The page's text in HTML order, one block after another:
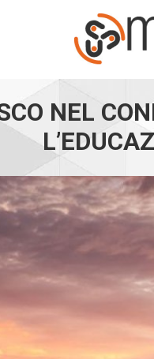
NEL